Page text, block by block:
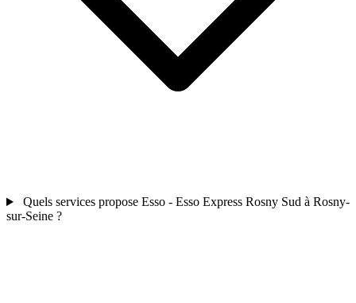
Quels services propose Esso - Esso Express Rosny Sud à Rosny-
sur-Seine ?